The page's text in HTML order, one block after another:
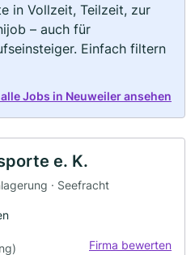
in Vollzeit, Teilzeit, zur
– auch für
Einfach filtern
Jobs in Neuweiler ansehen
e. K.
· Seefracht
Firma bewerten